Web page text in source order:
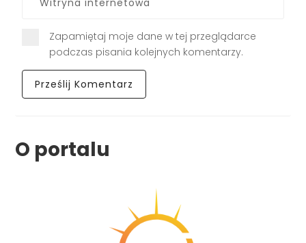
Zapamiętaj moje dane w tej przeglądarce
podczas pisania kolejnych komentarzy.
O portalu